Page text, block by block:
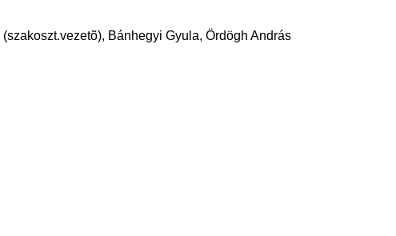
(szakoszt.vezetõ), Bánhegyi Gyula, Ördögh András